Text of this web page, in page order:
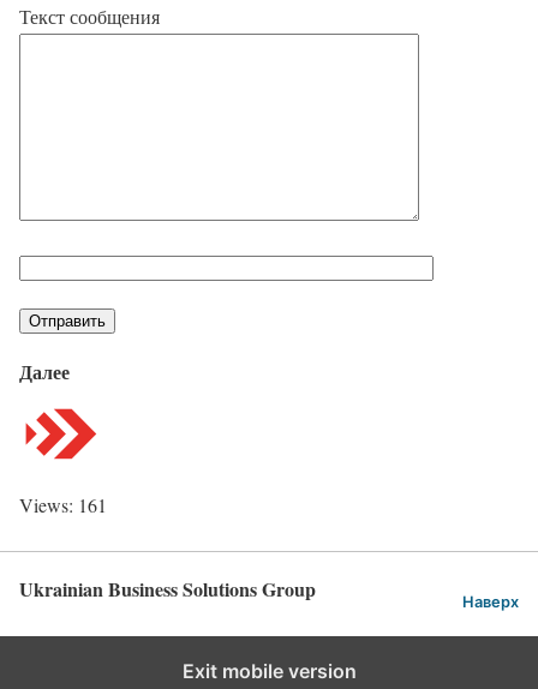
Текст сообщения
Далее
Views: 161
Ukrainian Business Solutions Group Наверх
Exit mobile version